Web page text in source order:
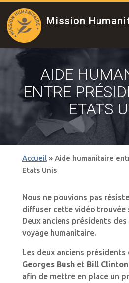
Mission
AIDE
ENTRE
ETATS
Accueil» Aide humanitaire
Etats Unis
Nous ne pouvions pas
diffuser cette vidéo trouvée
Deux anciens présidents des
voyage humanitaire.
Les deux anciens présidents
Georges Bushet Bill Clinton
afin de mettre en place un